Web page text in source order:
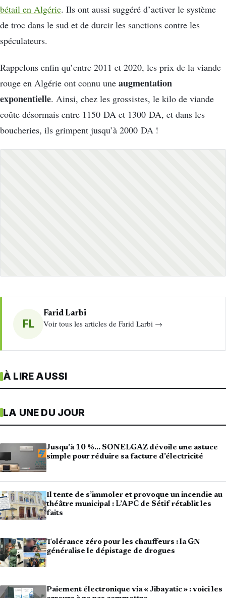
bétail en Algérie. Ils ont aussi suggéré d’activer le système
de troc dans le sud et de durcir les sanctions contre les
spéculateurs.
Rappelons enfin qu’entre 2011 et 2020, les prix de la viande
rouge en Algérie ont connu une augmentation
exponentielle. Ainsi, chez les grossistes, le kilo de viande
coûte désormais entre 1150 DA et 1300 DA, et dans les
boucheries, ils grimpent jusqu’à 2000 DA !
FL
Farid Larbi
Voir tous les articles de Farid Larbi →
À LIRE AUSSI
LA UNE DU JOUR
Jusqu’à 10 %… SONELGAZ dévoile une astuce
simple pour réduire sa facture d’électricité
Il tente de s’immoler et provoque un incendie au
théâtre municipal : L’APC de Sétif rétablit les
faits
Tolérance zéro pour les chauffeurs : la GN
généralise le dépistage de drogues
Paiement électronique via « Jibayatic » : voici les